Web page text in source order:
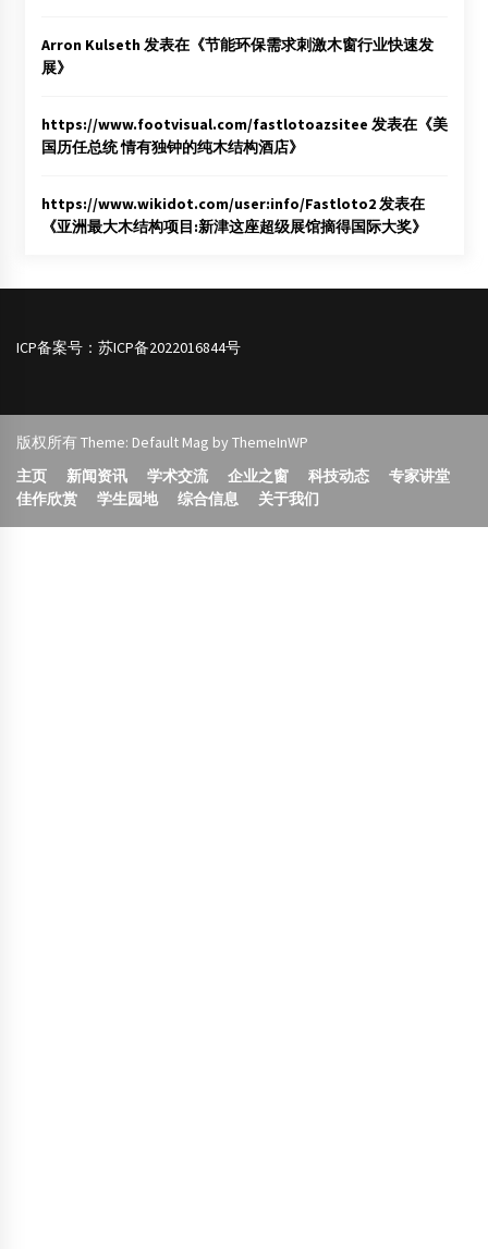
Arron Kulseth发表在《节能环保需求刺激木窗行业快速发
展》
https://www.footvisual.com/fastlotoazsitee 发表在《美
国历任总统 情有独钟的纯木结构酒店》
https://www.wikidot.com/user:info/Fastloto2发表在
《亚洲最大木结构项目:新津这座超级展馆摘得国际大奖》
ICP备案号： 苏ICP备2022016844号
版权所有 Theme: Default Mag by ThemeInWP
主页
新闻资讯 学术交流 企业之窗 科技动态
专家讲堂
佳作欣赏
学生园地 综合信息 关于我们